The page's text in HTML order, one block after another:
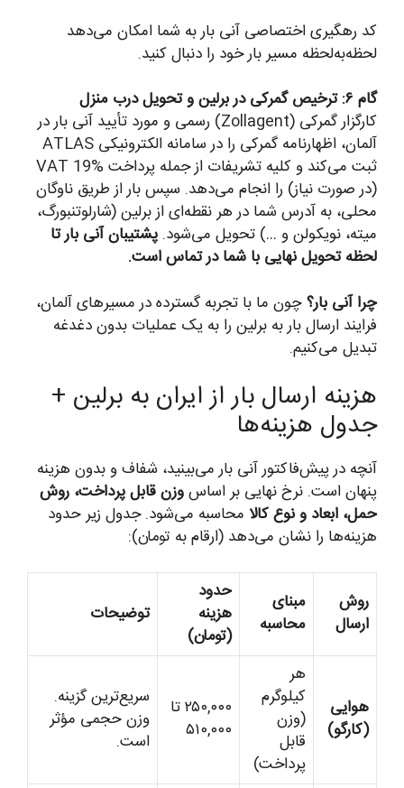
کد رهگیری اختصاصی آنی بار به شما امکان می‌دهد
لحظه‌به‌لحظه مسیر بار خود را دنبال کنید.
گام ۶: ترخیص گمرکی در برلین و تحویل درب منزل
کارگزار گمرکی (Zollagent) رسمی و مورد تأیید آنی بار در
آلمان، اظهارنامه گمرکی را در سامانه الکترونیکی ATLAS
ثبت می‌کند و کلیه تشریفات از جمله پرداخت VAT 19%
(در صورت نیاز) را انجام می‌دهد. سپس بار از طریق ناوگان
محلی، به آدرس شما در هر نقطه‌ای از برلین (شارلوتنبورگ،
میته، نویکولن و …) تحویل می‌شود. پشتیبان آنی بار تا
لحظه تحویل نهایی با شما در تماس است.
چرا آنی بار؟چون ما با تجربه گسترده در مسیرهای آلمان،
فرایند ارسال بار به برلین را به یک عملیات بدون دغدغه
تبدیل می‌کنیم.
هزینه ارسال بار از ایران به برلین +
جدول هزینه‌ها
آنچه در پیش‌فاکتور آنی بار می‌بینید، شفاف و بدون هزینه
پنهان است. نرخ نهایی بر اساسوزن قابل پرداخت، روش
حمل، ابعاد و نوع کالا محاسبه می‌شود. جدول زیر حدود
هزینه‌ها را نشان می‌دهد (ارقام به تومان):
روش
ارسال
مبنای
محاسبه
حدود
هزینه
(تومان)
توضیحات
هوایی
(کارگو)
هر
کیلوگرم
(وزن
قابل
پرداخت)
۲۵۰,۰۰۰ تا
۵۱۰,۰۰۰
سریع‌ترین گزینه.
وزن حجمی مؤثر
است.